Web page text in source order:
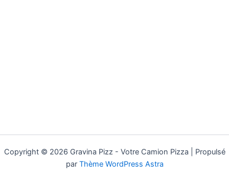
Copyright © 2026 Gravina Pizz - Votre Camion Pizza | Propulsé
par Thème WordPress Astra